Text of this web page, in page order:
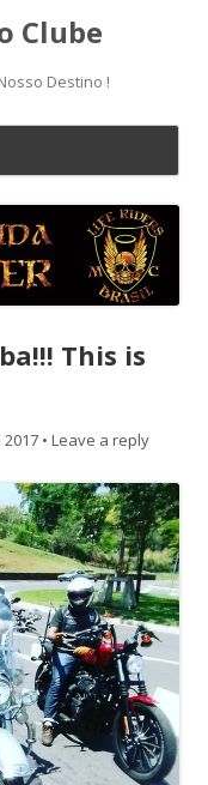
Clube
Destino !
This is
• Leave a reply